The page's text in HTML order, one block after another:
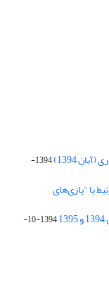
1394)
1394-
مرتبط با "بازی‌های
1394-10-